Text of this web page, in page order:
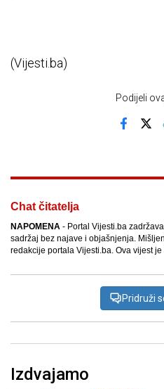
(Vijesti.ba)
Podijeli
Chat čitatelja
NAPOMENA - Portal Vijesti.ba
sadržaj bez najave i objašnjenja.
redakcije portala Vijesti.ba. Ova vijest
Pridruži
Izdvajamo